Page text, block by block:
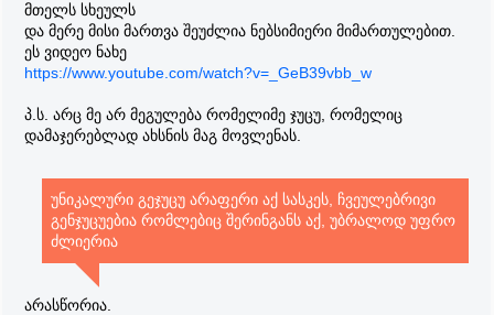
მთელს სხეულს
და მერე მისი მართვა შეუძლია ნებსიმიერი მიმართულებით.
ეს ვიდეო ნახე
https://www.youtube.com/watch?v=_GeB39vbb_w
პ.ს. არც მე არ მეგულება რომელიმე ჯუცუ, რომელიც
დამაჯერებლად ახსნის მაგ მოვლენას.
უნიკალური გეჯუცუ არაფერი აქ სასკეს, ჩვეულებრივი
გენჯუცუებია რომლებიც შერინგანს აქ, უბრალოდ უფრო
ძლიერია
არასწორია.